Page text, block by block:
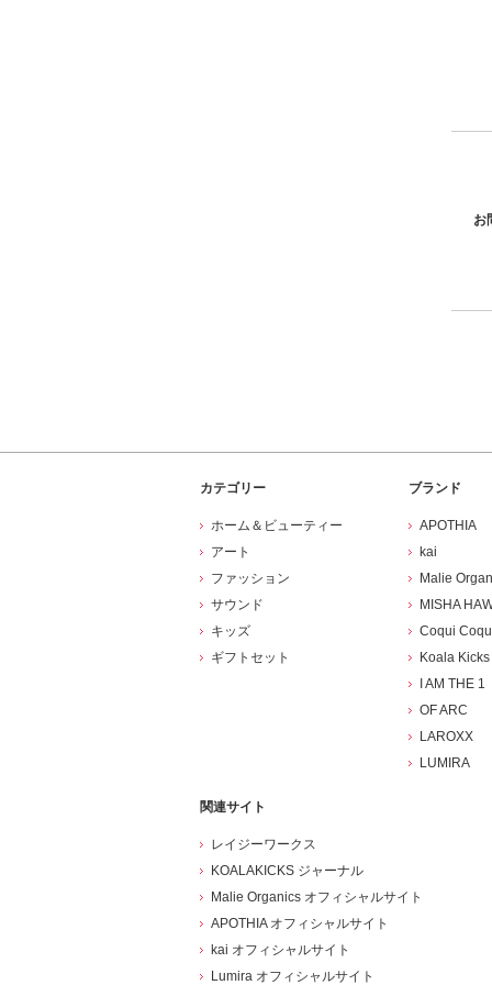
お
カテゴリー
ホーム＆ビューティー
アート
ファッション
サウンド
キッズ
ギフトセット
ブランド
APOTHIA
kai
Malie
MISHA
Coqui
Koala Kicks
I AM THE 1
OF ARC
LAROXX
LUMIRA
関連サイト
レイジーワークス
KOALAKICKS ジャーナル
Malie Organics オフィシャルサイト
APOTHIA オフィシャルサイト
kai オフィシャルサイト
Lumira オフィシャルサイト